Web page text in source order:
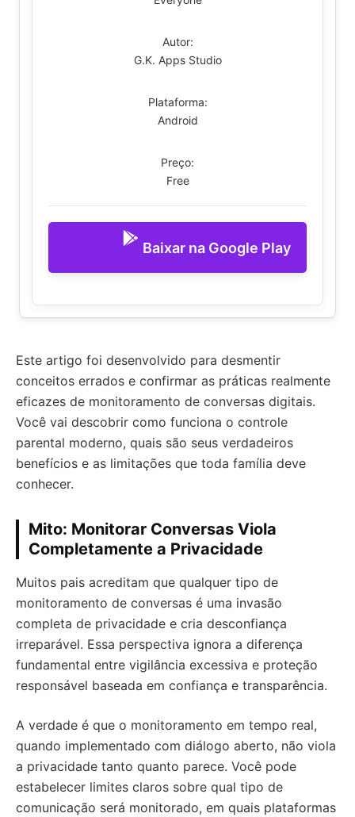
Autor:
G.K. Apps Studio
Plataforma:
Android
Preço:
Free
Baixar na Google Play
Este artigo foi desenvolvido para desmentir
conceitos errados e confirmar as práticas realmente
eficazes de monitoramento de conversas digitais.
Você vai descobrir como funciona o controle
parental moderno, quais são seus verdadeiros
benefícios e as limitações que toda família deve
conhecer.
Mito: Monitorar Conversas Viola
Completamente a Privacidade
Muitos pais acreditam que qualquer tipo de
monitoramento de conversas é uma invasão
completa de privacidade e cria desconfiança
irreparável. Essa perspectiva ignora a diferença
fundamental entre vigilância excessiva e proteção
responsável baseada em confiança e transparência.
A verdade é que o monitoramento em tempo real,
quando implementado com diálogo aberto, não viola
a privacidade tanto quanto parece. Você pode
estabelecer limites claros sobre qual tipo de
comunicação será monitorado, em quais plataformas